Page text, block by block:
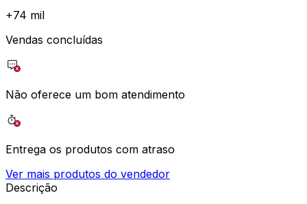
+74 mil
Vendas concluídas
Não oferece um bom atendimento
Entrega os produtos com atraso
Ver mais produtos do vendedor
Descrição